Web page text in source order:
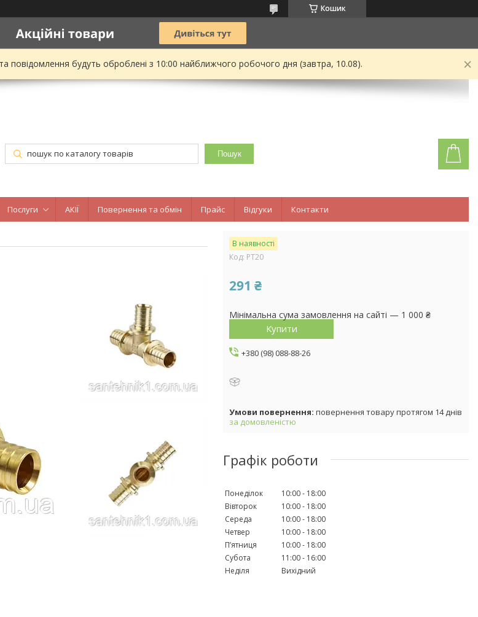
Кошик
повідомлення будуть оброблені з 10:00 найближчого робочого дня (завтра, 10.08).
Пошук
Послуги АКІЇ Повернення та обмін Прайс Відгуки Контакти
В наявності
Код: PT20
291 ₴
Мінімальна сума замовлення на сайті — 1 000 ₴
Купити
+380 (98) 088-88-26
повернення товару протягом 14 днів
за домовленістю
Графік роботи
Понеділок 10:00
18:00
Вівторок
10:00
18:00
Середа
10:00
18:00
Четвер
10:00
18:00
Пʼятниця
10:00
18:00
Субота
11:00
16:00
Неділя
Вихідний